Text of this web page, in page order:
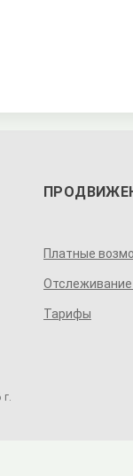
Платные
Отслеживание
Тарифы